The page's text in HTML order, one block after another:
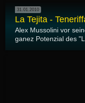
31.01.2010
La Tejita -
Alex Mussolini vor
ganez Potenzial des